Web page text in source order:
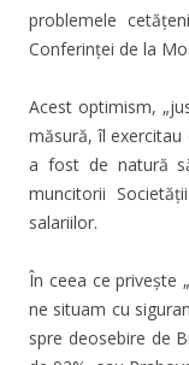
problemele
Conferinţei de la
Acest optimism,
măsură, îl
a fost de natură
muncitorii
salariilor.
În ceea ce priveşte
ne situam cu
spre deosebire de